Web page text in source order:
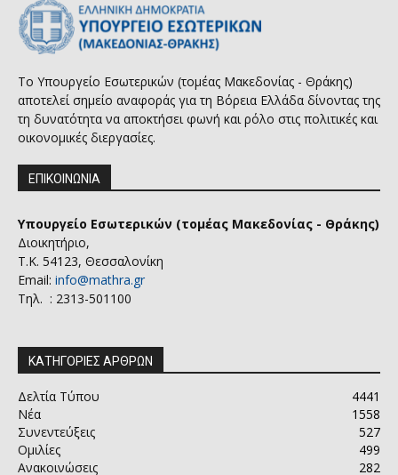
Το Υπουργείο Εσωτερικών (τομέας Μακεδονίας - Θράκης)
αποτελεί σημείο αναφοράς για τη Βόρεια Ελλάδα δίνοντας της
τη δυνατότητα να αποκτήσει φωνή και ρόλο στις πολιτικές και
οικονομικές διεργασίες.
ΕΠΙΚΟΙΝΩΝΙΑ
Υπουργείο Εσωτερικών (τομέας Μακεδονίας - Θράκης)
Διοικητήριο,
Τ.Κ. 54123, Θεσσαλονίκη
Email: info@mathra.gr
Τηλ. : 2313-501100
ΚΑΤΗΓΟΡΙΕΣ ΑΡΘΡΩΝ
Δελτία Τύπου
4441
Νέα
1558
Συνεντεύξεις
527
Ομιλίες
499
Ανακοινώσεις
282